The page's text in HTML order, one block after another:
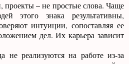
– не простые слова. Чаще
этого знака результативны,
интуиции, сопоставляя ее
дел. Их карьера зависит
не реализуются на работе из-за